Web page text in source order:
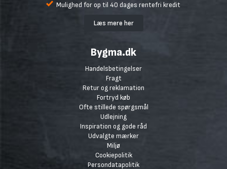
Mulighed for op til 40 dages rentefri kredit
Læs mere her
Bygma.dk
Handelsbetingelser
Fragt
Retur og reklamation
Fortryd køb
Ofte stillede spørgsmål
Udlejning
Inspiration og gode råd
Udvalgte mærker
Miljø
Cookiepolitik
Persondatapolitik